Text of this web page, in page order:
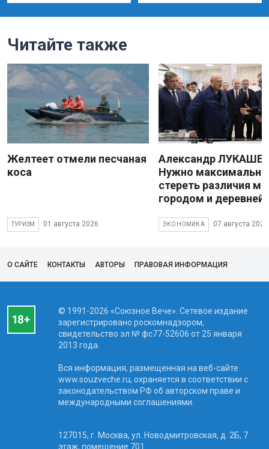
Читайте также
Желтеет отмели песчаная
коса
ТУРИЗМ 01 августа 2026
Александр
Нужно максимально
стереть различия
городом и деревней
ЭКОНОМИКА 07 августа 2026
О САЙТЕ КОНТАКТЫ АВТОРЫ ПРАВОВАЯ ИНФОРМАЦИЯ
© 1991-2026 «Союзное Вече». Сетевое издание
зарегистрировано роскомнадзором,
свидетельство эл № фc77-52606 от 25 января
2013 года.
Вся информация, размещенная на веб-сайте
www.souzveche.ru, охраняется в соответствии с
законодательством РФ об авторском праве и
международными соглашениями.
127015, г. Москва, ул. Новодмитровская, д. 2Б, 7
этаж, помещение 701